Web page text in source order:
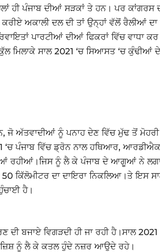
ਹੀ ਪੰਜਾਬ ਦੀਆਂ ਸੜਕਾਂ ਤੇ ਹਨ। ਪਰ ਕਾਂਗਰਸ
ਅਕਾਲੀ ਦਲ ਦੀ ਤਾਂ ਉਨ੍ਹਾਂ ਵੱਲੋਂ ਰੈਲੀਆਂ ਦਾ
ਪਾਰਟੀਆਂ ਦੀਆਂ ਫਿਕਰਾਂ ਵਿੱਚ ਵਾਧਾ
ਮਿਲਾਕੇ ਸਾਲ 2021 ‘ਚ ਸਿਆਸਤ ‘ਚ ਕੁੰਢੀਆਂ
ਜੋ ਅੱਤਵਾਦੀਆਂ ਨੂੰ ਪਨਾਹ ਦੇਣ ਵਿੱਚ ਮੁੱਢ ਤੋਂ ਮੋਹਰੀ
‘ਚ ਪੰਜਾਬ ਵਿੱਚ ਡ੍ਰੋਨ ਨਾਲ ਹਥਿਆਰ,
ਰਹੀਆਂ।ਜਿਸ ਨੂੰ ਲੈ ਕੇ ਪੰਜਾਬ ਦੇ ਆਗੂਆਂ ਨੇ
50 ਕਿੱਲੋਮੀਟਰ ਦਾ ਦਾਇਰਾ ਨਿਕਲਿਆ।ਤੇ ਇਸ
ਹੈ।
ਬਜਾਏ ਵਿਗੜਦੀ ਹੀ ਜਾ ਰਹੀ ਹੈ।ਸਾਲ
ਰੰਜ਼ਿਸ਼ ਨੂੰ ਲੈ ਕੇ ਕਤਲ ਹੁੰਦੇ ਨਜ਼ਰ ਆਉਦੇ ਰਹੇ।